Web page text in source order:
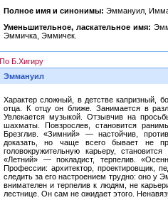
Полное имя и синонимы: Эммануил,
Уменьшительное, ласкательное имя:
Эммичка, Эммичек.
По Б.Хигиру
Эммануил
Характер сложный, в детстве капризный,
отца. К отцу он ближе. Занимается в
Увлекается музыкой. Отзывчив на
шахматы. Повзрослев, становится
Брезглив. «Зимний» — настойчив,
доказать, но чаще всего бывает не
головокружительную карьеру,
«Летний» — покладист, терпелив.
Профессии: архитектор, проектировщик,
следить за его настроением трудно: оно у
внимателен и терпелив к людям, не
лестнице. Он сам не ожидает этого.